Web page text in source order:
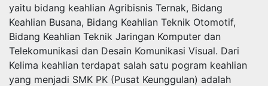
yaitu bidang keahlian Agribisnis Ternak, Bidang
Keahlian Busana, Bidang Keahlian Teknik Otomotif,
Bidang Keahlian Teknik Jaringan Komputer dan
Telekomunikasi dan Desain Komunikasi Visual. Dari
Kelima keahlian terdapat salah satu pogram keahlian
yang menjadi SMK PK (Pusat Keunggulan) adalah